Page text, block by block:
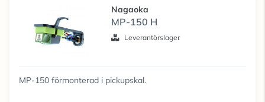
Nagaoka
MP-150 H
Leverantörslager
MP-150 förmonterad i pickupskal.